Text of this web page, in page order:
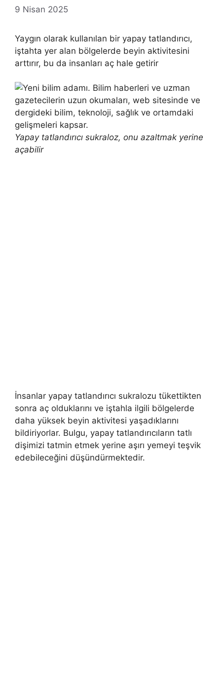
9 Nisan 2025
Yaygın olarak kullanılan bir yapay tatlandırıcı,
iştahta yer alan bölgelerde beyin aktivitesini
arttırır, bu da insanları aç hale getirir
Yapay tatlandırıcı sukraloz, onu azaltmak yerine
açabilir
İnsanlar yapay tatlandırıcı sukralozu tükettikten
sonra aç olduklarını ve iştahla ilgili bölgelerde
daha yüksek beyin aktivitesi yaşadıklarını
bildiriyorlar. Bulgu, yapay tatlandırıcıların tatlı
dişimizi tatmin etmek yerine aşırı yemeyi teşvik
edebileceğini düşündürmektedir.